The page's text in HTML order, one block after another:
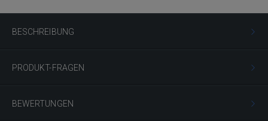
BESCHREIBUNG
PRODUKT-FRAGEN
BEWERTUNGEN